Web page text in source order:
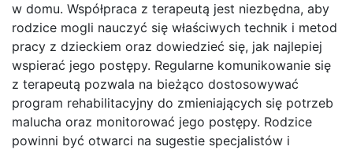
w domu. Współpraca z terapeutą jest niezbędna, aby
rodzice mogli nauczyć się właściwych technik i metod
pracy z dzieckiem oraz dowiedzieć się, jak najlepiej
wspierać jego postępy. Regularne komunikowanie się
z terapeutą pozwala na bieżąco dostosowywać
program rehabilitacyjny do zmieniających się potrzeb
malucha oraz monitorować jego postępy. Rodzice
powinni być otwarci na sugestie specjalistów i